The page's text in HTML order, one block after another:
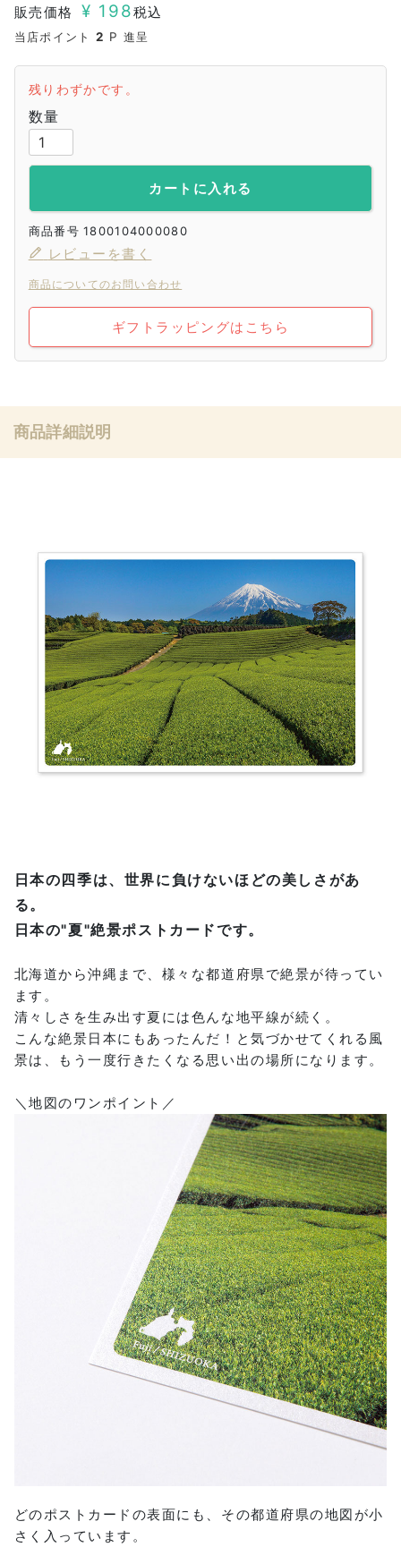
販売価格 ¥ 198税込
当店ポイント 2 P 進呈
残りわずかです。
カートに入れる
商品番号 1800104000080
レビューを書く
商品についてのお問い合わせ
ギフトラッピングはこちら
商品詳細説明
日本の四季は、世界に負けないほどの美しさがあ
る。
日本の"夏"絶景ポストカードです。
北海道から沖縄まで、様々な都道府県で絶景が待ってい
ます。
清々しさを生み出す夏には色んな地平線が続く。
こんな絶景日本にもあったんだ！と気づかせてくれる風
景は、もう一度行きたくなる思い出の場所になります。
＼地図のワンポイント／
どのポストカードの表面にも、その都道府県の地図が小
さく入っています。